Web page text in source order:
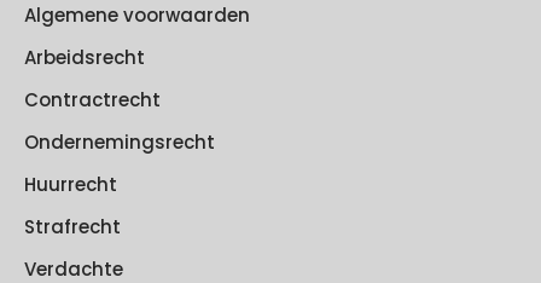
Algemene voorwaarden
Arbeidsrecht
Contractrecht
Ondernemingsrecht
Huurrecht
Strafrecht
Verdachte